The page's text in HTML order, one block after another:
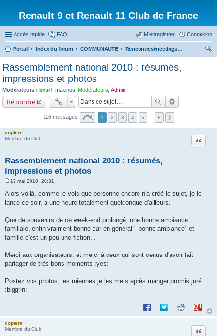
Renault 9 et Renault 11 Club de France
Accès rapide FAQ Connexion
M’enregistrer
Portail Index du forum COMMUNAUTE
Rencontres/meetings effectués
Rassemblement national 2010 : résumés,
impressions et photos
Modérateurs : knarf maxinou Modérateurs Admin
Répondre
116 messages 1 2 3 4 5 8
coptere
Membre du Club
Rassemblement national 2010 : résumés,
impressions et photos
Citation
s
s
e
17 mai 2010, 20:31
Alors voilà, comme je vois que personne encore n'a créé le sujet, je le
lance ce soir, à une heure totalement quelconque d'ailleurs.
Que de souvenirs de ce week-end prolongé, une bonne ambiance
familiale, enfin vraiment bonne car en général " bonne ambiance" et
famille c'est un peu une fiction...
Merci aux organisateurs, et merci à ceux qui sont venus d'avoir fait
partager de très bons moments :yes:
Postez vos photos, les miennes je les mets après manger promis juré
:biggrin:
Partager sur Facebook
Partager sur Twitter
Partager sur
coptere
Membre du Club
Citation